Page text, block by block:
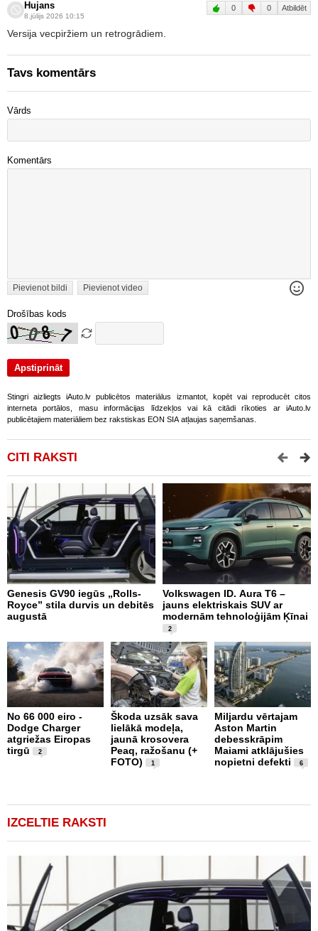
Hujans
8.jūlijs 2026 10:15
0 0 Atbildēt
Versija vecpiržiem un retrogrādiem.
Tavs komentārs
Vārds
Komentārs
Pievienot bildi Pievienot video
Drošības kods
Stingri aizliegts iAuto.lv publicētos materiālus izmantot, kopēt vai reproducēt citos
interneta portālos, masu informācijas līdzekļos vai kā citādi rīkoties ar iAuto.lv
publicētajiem materiāliem bez rakstiskas EON SIA atļaujas saņemšanas.
CITI RAKSTI
Genesis GV90 iegūs „Rolls-
Royce” stila durvis un debitēs
augustā
Volkswagen ID. Aura T6 –
jauns elektriskais SUV ar
modernām tehnoloģijām Ķīnai
2
No 66 000 eiro -
Dodge Charger
atgriežas Eiropas
tirgū
2
Škoda uzsāk sava
lielākā modeļa,
jaunā krosovera
Peaq, ražošanu (+
FOTO)
1
Miljardu vērtajam
Aston Martin
debesskrāpim
Maiami atklājušies
nopietni defekti
6
IZCELTIE RAKSTI